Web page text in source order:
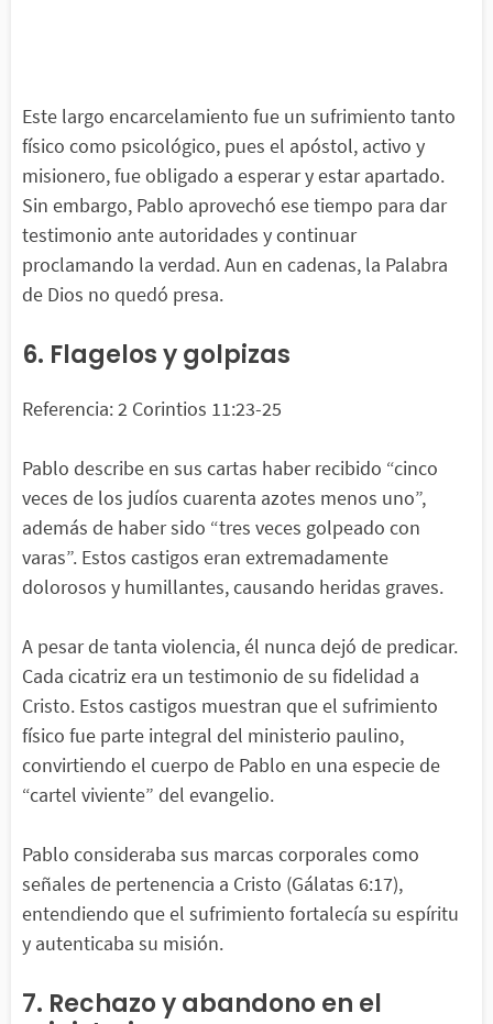
Este largo encarcelamiento fue un sufrimiento tanto
físico como psicológico, pues el apóstol, activo y
misionero, fue obligado a esperar y estar apartado.
Sin embargo, Pablo aprovechó ese tiempo para dar
testimonio ante autoridades y continuar
proclamando la verdad. Aun en cadenas, la Palabra
de Dios no quedó presa.
6. Flagelos y golpizas
Referencia: 2 Corintios 11:23-25
Pablo describe en sus cartas haber recibido “cinco
veces de los judíos cuarenta azotes menos uno”,
además de haber sido “tres veces golpeado con
varas”. Estos castigos eran extremadamente
dolorosos y humillantes, causando heridas graves.
A pesar de tanta violencia, él nunca dejó de predicar.
Cada cicatriz era un testimonio de su fidelidad a
Cristo. Estos castigos muestran que el sufrimiento
físico fue parte integral del ministerio paulino,
convirtiendo el cuerpo de Pablo en una especie de
“cartel viviente” del evangelio.
Pablo consideraba sus marcas corporales como
señales de pertenencia a Cristo (Gálatas 6:17),
entendiendo que el sufrimiento fortalecía su espíritu
y autenticaba su misión.
7. Rechazo y abandono en el